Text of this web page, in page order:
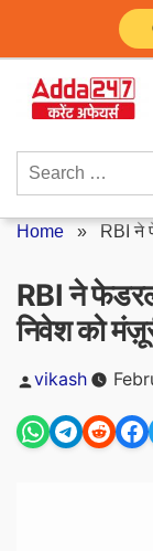
content
Search
Home » RBI ने
RBI ने
निवेश को
Posted
vikash